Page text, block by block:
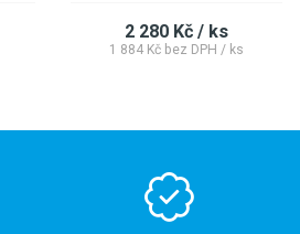
2 280 Kč / ks
1 884 Kč bez DPH / ks